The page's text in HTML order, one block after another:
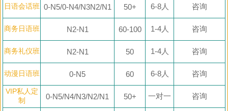
日语会话班 0-N5/0-N4/N3N2/N1 50+ 6-8人 咨询
商务日语班 N2-N1 60-100 1-4人 咨询
商务礼仪班 N2-N1 50 1-4人 咨询
动漫日语班 0-N5 60 6-8人 咨询
VIP私人定
制
0-N5/N4/N3/N2/N1 50+ 一对一 咨询